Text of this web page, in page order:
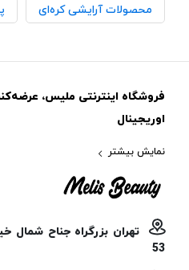
محصولات آرایشی کره‌ای
فروشگاه اینترنتی ملیس،
اوریجینال
نمایش بیشتر
تهران بزرگراه جناح شمال
53